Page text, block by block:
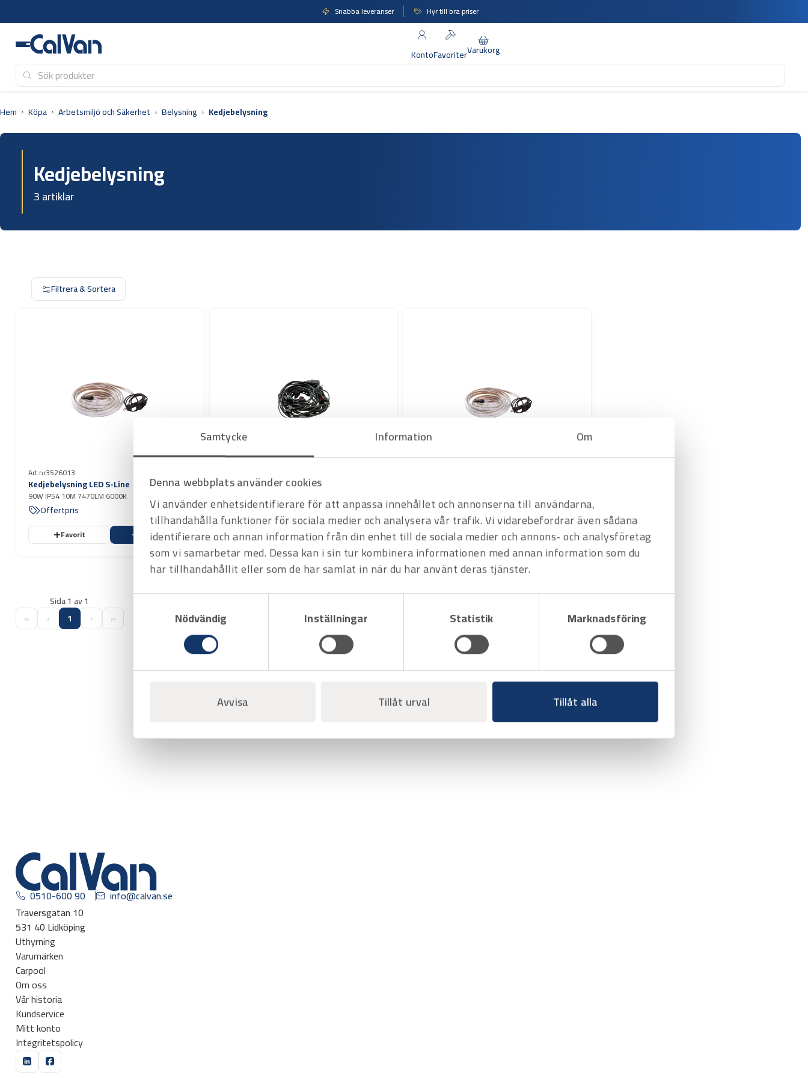
Samtycke Information Om
Denna webbplats använder cookies
Vi använder enhetsidentifierare för att anpassa innehållet och annonserna till användarna,
tillhandahålla funktioner för sociala medier och analysera vår trafik. Vi vidarebefordrar även sådana
identifierare och annan information från din enhet till de sociala medier och annons- och analysföretag
som vi samarbetar med. Dessa kan i sin tur kombinera informationen med annan information som du
har tillhandahållit eller som de har samlat in när du har använt deras tjänster.
Nödvändig
Inställningar Statistik Marknadsföring
Avvisa Tillåt urval Tillåt alla
till
Snabba leveranser Hyr till bra priser
KontoFavoriterVarukorg
Hem Köpa Arbetsmiljö och Säkerhet Belysning Kedjebelysning
Kedjebelysning
3 artiklar
Filtrera & Sortera
Art.nr3526013
Kedjebelysning LED S-Line
90W IP54 10M 7470LM 6000K
Offertpris
Favorit Varukorg
Kedjebelysning L=25 m
Offertpris
Favorit Varukorg
25m, 225W, 18675LM, 6000K
Offertpris
Favorit Varukorg
Sida 1 av 1
‹‹
‹ 1 › ››
0510-600 90
info@calvan.se
Traversgatan 10
531 40 Lidköping
Uthyrning
Varumärken
Carpool
Om oss
Vår historia
Kundservice
Mitt konto
Integritetspolicy